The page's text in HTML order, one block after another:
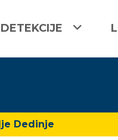
DETEKCIJE
Dedinje